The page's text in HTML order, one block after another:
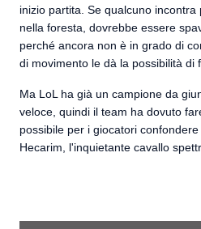
inizio partita. Se qualcuno
nella foresta, dovrebbe essere
perché ancora non è in grado di
di movimento le dà la possibilità di
Ma LoL ha già un campione da
veloce, quindi il team ha dovuto
possibile per i giocatori
Hecarim, l'inquietante cavallo